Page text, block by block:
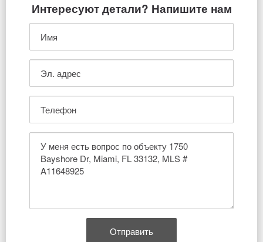
Интересуют детали? Напишите нам